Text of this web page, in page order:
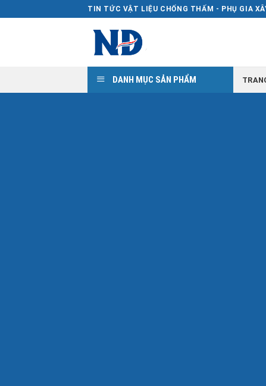
to
TIN TỨC VẬT LIỆU CHỐNG THẤM - PHỤ GIA
DANH MỤC SẢN PHẨM